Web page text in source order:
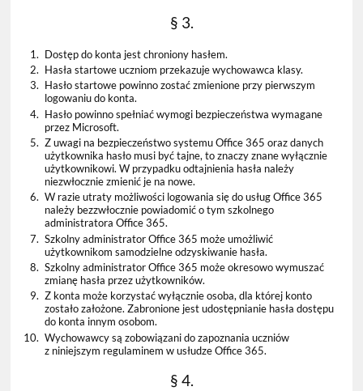
§ 3.
1. Dostęp do konta jest chroniony hasłem.
2. Hasła startowe uczniom przekazuje wychowawca klasy.
3. Hasło startowe powinno zostać zmienione przy pierwszym
logowaniu do konta.
4. Hasło powinno spełniać wymogi bezpieczeństwa wymagane
przez Microsoft.
5. Z uwagi na bezpieczeństwo systemu Office 365 oraz danych
użytkownika hasło musi być tajne, to znaczy znane wyłącznie
użytkownikowi. W przypadku odtajnienia hasła należy
niezwłocznie zmienić je na nowe.
6. W razie utraty możliwości logowania się do usług Office 365
należy bezzwłocznie powiadomić o tym szkolnego
administratora Office 365.
7. Szkolny administrator Office 365 może umożliwić
użytkownikom samodzielne odzyskiwanie hasła.
8. Szkolny administrator Office 365 może okresowo wymuszać
zmianę hasła przez użytkowników.
9. Z konta może korzystać wyłącznie osoba, dla której konto
zostało założone. Zabronione jest udostępnianie hasła dostępu
do konta innym osobom.
10. Wychowawcy są zobowiązani do zapoznania uczniów
z niniejszym regulaminem w usłudze Office 365.
§ 4.